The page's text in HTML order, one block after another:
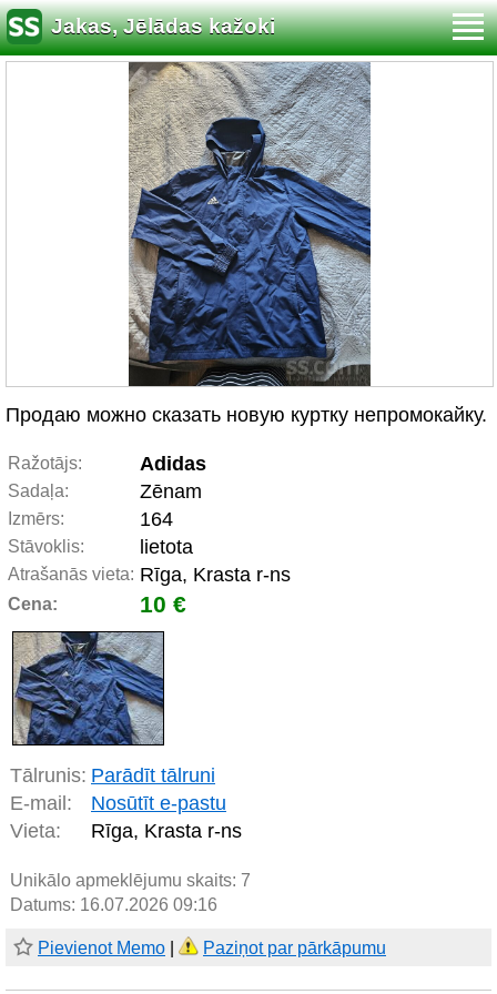
Jakas, Jēlādas kažoki
Продаю можно сказать новую куртку непромокайку.
Ražotājs: Adidas
Sadaļa: Zēnam
Izmērs: 164
Stāvoklis: lietota
Atrašanās vieta: Rīga, Krasta r-ns
Cena: 10 €
Tālrunis: Parādīt tālruni
E-mail:
Nosūtīt e-pastu
Vieta:
Rīga, Krasta r-ns
Unikālo apmeklējumu skaits: 7
Datums: 16.07.2026 09:16
Pievienot Memo Paziņot par pārkāpumu